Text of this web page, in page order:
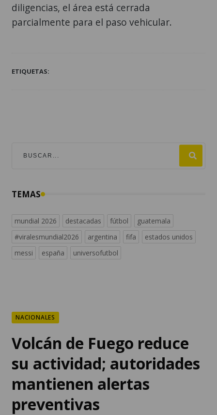
diligencias, el área está cerrada
parcialmente para el paso vehicular.
ETIQUETAS:
TEMAS
mundial 2026 destacadas fútbol
guatemala
#viralesmundial2026
argentina fifa
estados unidos
messi
españa universofutbol
NACIONALES
Volcán de Fuego reduce
su actividad; autoridades
mantienen alertas
preventivas